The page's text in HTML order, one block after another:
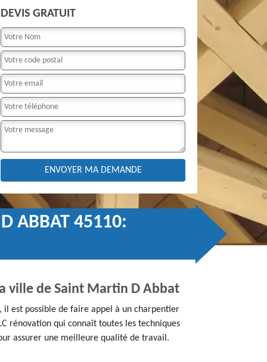
DEVIS GRATUIT
ABBAT 45110:
ville de Saint Martin D Abbat
est possible de faire appel à un charpentier
rénovation qui connaît toutes les techniques
assurer une meilleure qualité de travail.